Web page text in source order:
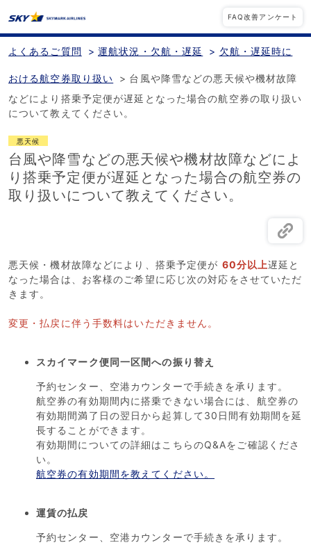
FAQ改善アンケート
よくあるご質問 > 運航状況・欠航・遅延 > 欠航・遅延時に
おける航空券取り扱い > 台風や降雪などの悪天候や機材故障
などにより搭乗予定便が遅延となった場合の航空券の取り扱い
について教えてください。
悪天候
台風や降雪などの悪天候や機材故障などによ
り搭乗予定便が遅延となった場合の航空券の
取り扱いについて教えてください。
悪天候・機材故障などにより、搭乗予定便が 60分以上遅延と
なった場合は、お客様のご希望に応じ次の対応をさせていただ
きます。
変更・払戻に伴う手数料はいただきません。
スカイマーク便同一区間への振り替え
予約センター、空港カウンターで手続きを承ります。
航空券の有効期間内に搭乗できない場合には、航空券の
有効期間満了日の翌日から起算して30日間有効期間を延
長することができます。
有効期間についての詳細はこちらのQ&Aをご確認くださ
い。
航空券の有効期間を教えてください。
運賃の払戻
予約センター、空港カウンターで手続きを承ります。